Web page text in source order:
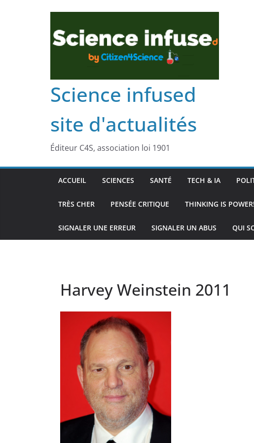
Science infused
site d'actualités
Éditeur C4S, association loi 1901
ACCUEIL SCIENCES SANTÉ TECH & IA
TRÈS CHER PENSÉE CRITIQUE THINKING IS POWER!
SIGNALER UNE ERREUR SIGNALER UN ABUS QUI
Harvey Weinstein 2011